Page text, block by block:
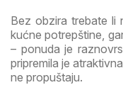
Bez obzira trebate li
kućne potrepštine,
– ponuda je
pripremila je
ne propuštaju.